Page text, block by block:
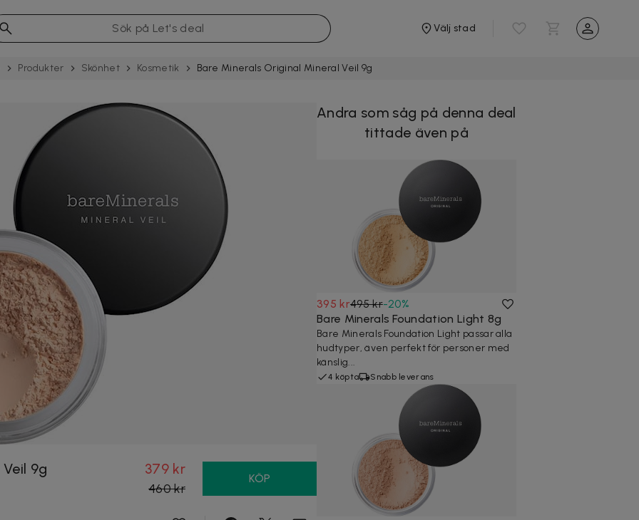
Välj stad
Produkter Skönhet Kosmetik Bare Minerals Original Mineral Veil 9g
9g 379 kr
460 kr
KÖP
Andra som såg på denna deal
tittade även på
395 kr495 kr-20%
Bare Minerals Foundation Light 8g
Bare Minerals Foundation Light passar alla
hudtyper, även perfekt för personer med
känslig...
4 köpta Snabb leverans